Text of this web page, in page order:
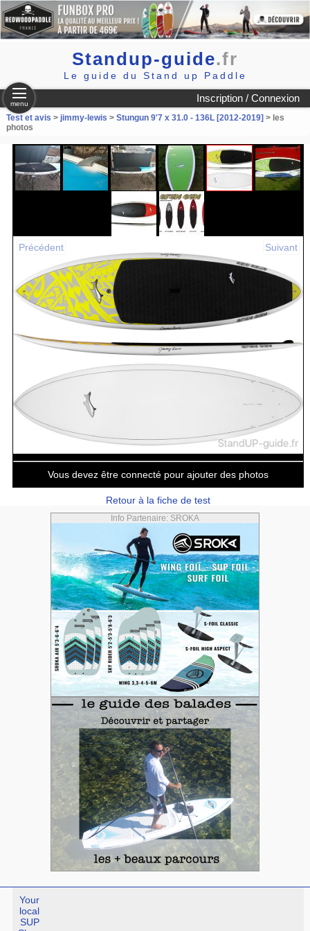
Standup-guide.fr
Le guide du Stand up Paddle
Inscription / Connexion
menu
Test et avis > jimmy-lewis > Stungun 9'7 x 31.0 - 136L [2012-2019] > les
photos
Précédent Suivant
Vous devez être connecté pour ajouter des photos
Retour à la fiche de test
Info Partenaire: SROKA
Your
local
SUP